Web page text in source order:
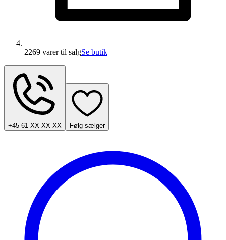
2269 varertil salgSe butik
+45 61 XX XX XX Følg sælger